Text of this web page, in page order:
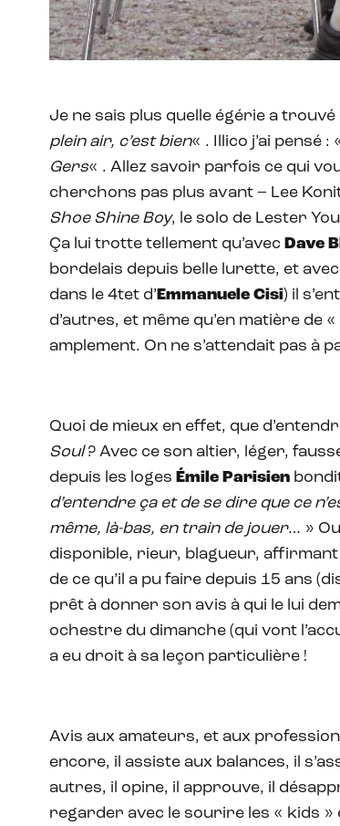
Je ne sais plus quelle égérie a
plein air, c’est bien« . Illico j’ai pensé :
Gers« . Allez savoir parfois ce qui
cherchons pas plus avant – Lee
Shoe Shine Boy, le solo de Lester
Ça lui trotte tellement qu’avec Dave
bordelais depuis belle lurette, et
dans le 4tet d’Emmanuele Cisi) il
d’autres, et même qu’en matière
amplement. On ne s’attendait pas à
Quoi de mieux en effet, que
Soul? Avec ce son altier, léger,
depuis les loges Émile Parisien
d’entendre ça et de se dire que ce
même, là-bas, en train de jouer… »
disponible, rieur, blagueur, affirmant
de ce qu’il a pu faire depuis 15 ans
prêt à donner son avis à qui le lui
ochestre du dimanche (qui vont
a eu droit à sa leçon particulière !
Avis aux amateurs, et aux
encore, il assiste aux balances, il
autres, il opine, il approuve, il
regarder avec le sourire les « kids